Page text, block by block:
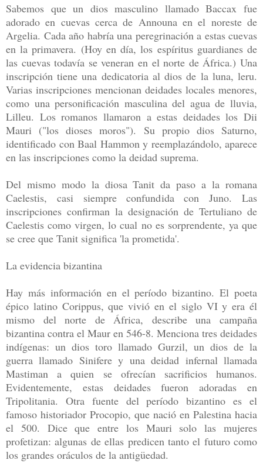
Sabemos que un dios masculino llamado Baccax fue
adorado en cuevas cerca de Announa en el noreste de
Argelia. Cada año habría una peregrinación a estas cuevas
en la primavera. (Hoy en día, los espíritus guardianes de
las cuevas todavía se veneran en el norte de África.) Una
inscripción tiene una dedicatoria al dios de la luna, leru.
Varias inscripciones mencionan deidades locales menores,
como una personificación masculina del agua de lluvia,
Lilleu. Los romanos llamaron a estas deidades los Dii
Mauri ("los dioses moros"). Su propio dios Saturno,
identificado con Baal Hammon y reemplazándolo, aparece
en las inscripciones como la deidad suprema.
Del mismo modo la diosa Tanit da paso a la romana
Caelestis, casi siempre confundida con Juno. Las
inscripciones confirman la designación de Tertuliano de
Caelestis como virgen, lo cual no es sorprendente, ya que
se cree que Tanit significa 'la prometida'.
La evidencia bizantina
Hay más información en el período bizantino. El poeta
épico latino Corippus, que vivió en el siglo VI y era él
mismo del norte de África, describe una campaña
bizantina contra el Maur en 546-8. Menciona tres deidades
indígenas: un dios toro llamado Gurzil, un dios de la
guerra llamado Sinifere y una deidad infernal llamada
Mastiman a quien se ofrecían sacrificios humanos.
Evidentemente, estas deidades fueron adoradas en
Tripolitania. Otra fuente del período bizantino es el
famoso historiador Procopio, que nació en Palestina hacia
el 500. Dice que entre los Mauri solo las mujeres
profetizan: algunas de ellas predicen tanto el futuro como
los grandes oráculos de la antigüedad.